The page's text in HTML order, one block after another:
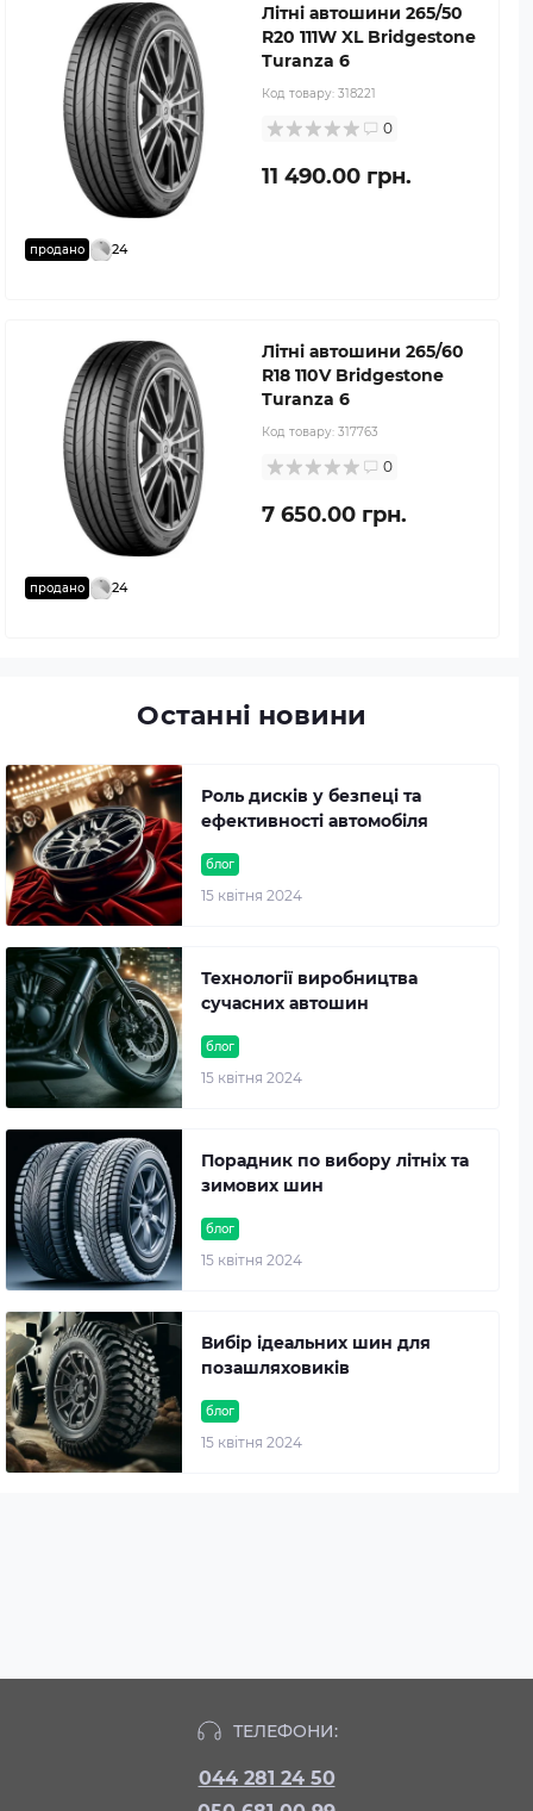
продано 24
Літні автошини 265/50
R20 111W XL Bridgestone
Turanza 6
Код товару: 318221
0
11 490.00 грн.
продано 24
Літні автошини 265/60
R18 110V Bridgestone
Turanza 6
Код товару: 317763
0
7 650.00 грн.
Останні новини
блог
15 квітня 2024
Роль дисків у безпеці та
ефективності автомобіля
блог
15 квітня 2024
Технології виробництва
сучасних автошин
блог
15 квітня 2024
Порадник по вибору літніх та
зимових шин
блог
15 квітня 2024
Вибір ідеальних шин для
позашляховиків
ТЕЛЕФОНИ:
044 281 24 50